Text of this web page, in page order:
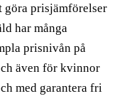
göra prisjämförelser
har många
prisnivån på
även för kvinnor
med garantera fri